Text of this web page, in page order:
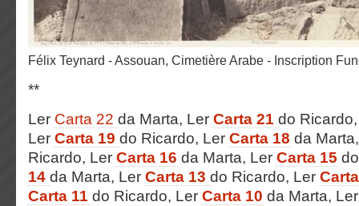
Félix Teynard - Assouan, Cimetière Arabe - Inscription
**
Ler Carta 22 da Marta, Ler Carta 21 do
Ler Carta 19 do Ricardo, Ler Carta 18 da
Ricardo, Ler Carta 16 da Marta, Ler Carta 15
14 da Marta, Ler Carta 13 do Ricardo, Ler
Carta 11 do Ricardo, Ler Carta 10 da Marta,